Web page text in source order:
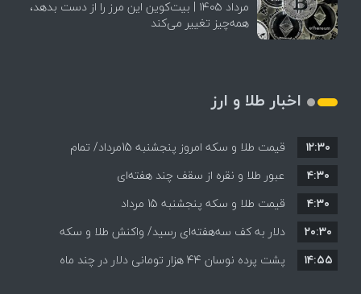
مرداد ۱۴۰۵ | بیت‌کوین این مرز را از دست بدهد،
همه‌چیز تغییر می‌کند
اخبار طلا و ارز
قیمت طلا و سکه امروز پنجشنبه 15مرداد/ تمام
قیمت ها بر مدار افزایش + جدول
۱۲:۳۰
عبور طلا و نقره از سقف چند هفته‌ای
۴:۳۰
قیمت طلا و سکه پنجشنبه 15 مرداد
۴:۳۰
دلار به کف سه‌هفته‌ای رسید/ واکنش طلا و سکه
به بازگشایی تنگه هرمز
۲۰:۳۰
پشت پرده نوسان ۴۴ هزار تومانی دلار در چند ماه
۱۴:۵۵